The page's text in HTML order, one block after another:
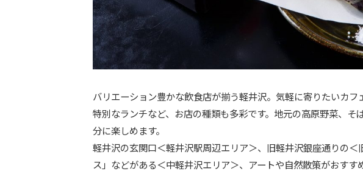
バリエーション豊かな飲食店が揃う軽井沢。気軽に寄りたいカ
特別なランチなど、お店の種類も多彩です。地元の高原野菜、そ
分に楽しめます。
軽井沢の玄関口＜軽井沢駅周辺エリア＞、旧軽井沢銀座通りの
ス」などがある＜中軽井沢エリア＞、アートや自然散策がおす